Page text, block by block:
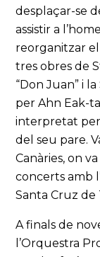
desplaçar-se
assistir a
reorganitzar
tres obres de
“Don Juan” i
per Ahn Eak-
interpretat per
del seu pare.
Canàries, on
concerts amb
Santa Cruz de
A finals de
l’Orquestra